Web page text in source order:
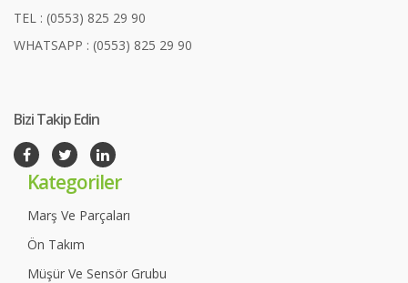
TEL : (0553) 825 29 90
WHATSAPP : (0553) 825 29 90
Bizi Takip Edin
Kategoriler
Marş Ve Parçaları
Ön Takım
Müşür Ve Sensör Grubu